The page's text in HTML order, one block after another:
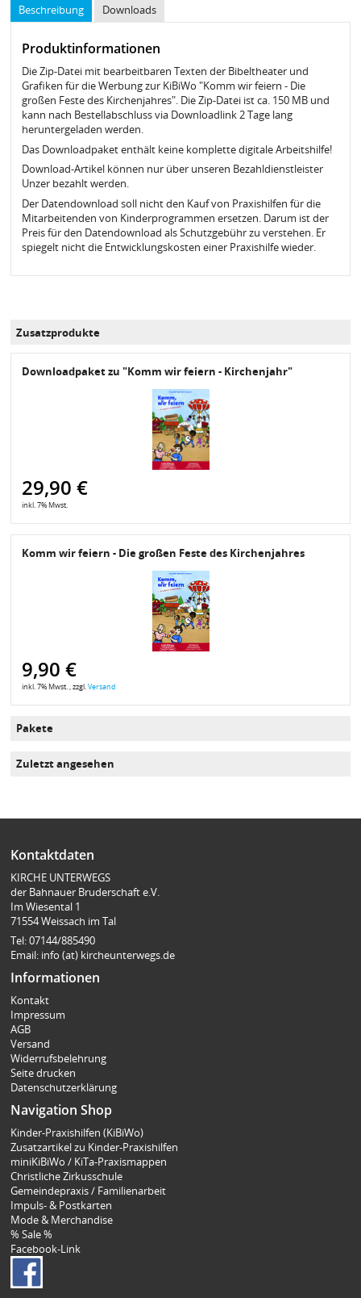
Beschreibung Downloads
Produktinformationen
Die Zip-Datei mit bearbeitbaren Texten der Bibeltheater und
Grafiken für die Werbung zur KiBiWo "Komm wir feiern - Die
großen Feste des Kirchenjahres". Die Zip-Datei ist ca. 150 MB und
kann nach Bestellabschluss via Downloadlink 2 Tage lang
heruntergeladen werden.
Das Downloadpaket enthält keine komplette digitale Arbeitshilfe!
Download-Artikel können nur über unseren Bezahldienstleister
Unzer bezahlt werden.
Der Datendownload soll nicht den Kauf von Praxishilfen für die
Mitarbeitenden von Kinderprogrammen ersetzen. Darum ist der
Preis für den Datendownload als Schutzgebühr zu verstehen. Er
spiegelt nicht die Entwicklungskosten einer Praxishilfe wieder.
Zusatzprodukte
Downloadpaket zu "Komm wir feiern - Kirchenjahr"
29,90 €
inkl. 7% Mwst.
Komm wir feiern - Die großen Feste des Kirchenjahres
9,90 €
inkl. 7% Mwst. , zzgl.Versand
Pakete
Zuletzt angesehen
Kontaktdaten
KIRCHE UNTERWEGS
der Bahnauer Bruderschaft e.V.
Im Wiesental 1
71554 Weissach im Tal
Tel: 07144/885490
Email: info (at) kircheunterwegs.de
Informationen
Kontakt
Impressum
AGB
Versand
Widerrufsbelehrung
Seite drucken
Datenschutzerklärung
Navigation Shop
Kinder-Praxishilfen (KiBiWo)
Zusatzartikel zu Kinder-Praxishilfen
miniKiBiWo / KiTa-Praxismappen
Christliche Zirkusschule
Gemeindepraxis / Familienarbeit
Impuls- & Postkarten
Mode & Merchandise
% Sale %
Facebook-Link